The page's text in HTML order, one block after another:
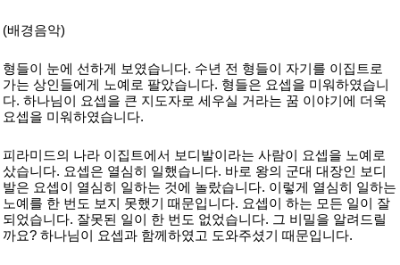
(배경음악)
형들이 눈에 선하게 보였습니다. 수년 전 형들이 자기를 이집트로
가는 상인들에게 노예로 팔았습니다. 형들은 요셉을 미워하였습니
다. 하나님이 요셉을 큰 지도자로 세우실 거라는 꿈 이야기에 더욱
요셉을 미워하였습니다.
피라미드의 나라 이집트에서 보디발이라는 사람이 요셉을 노예로
샀습니다. 요셉은 열심히 일했습니다. 바로 왕의 군대 대장인 보디
발은 요셉이 열심히 일하는 것에 놀랐습니다. 이렇게 열심히 일하는
노예를 한 번도 보지 못했기 때문입니다. 요셉이 하는 모든 일이 잘
되었습니다. 잘못된 일이 한 번도 없었습니다. 그 비밀을 알려드릴
까요? 하나님이 요셉과 함께하였고 도와주셨기 때문입니다.